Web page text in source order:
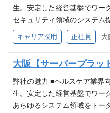
生。安定した経営基盤でワー
セキュリティ領域のシステム
理/対応支援、障害対応、ネ
ド/サーバー/NW/セキュリテ
として】製薬企業を中心とし
供している会社です。
キャリア採用 正社員 大
大阪【サーバープラッ
弊社の魅力 ■ヘルスケア業界
生。安定した経営基盤でワー
あらゆるシステム領域をトー